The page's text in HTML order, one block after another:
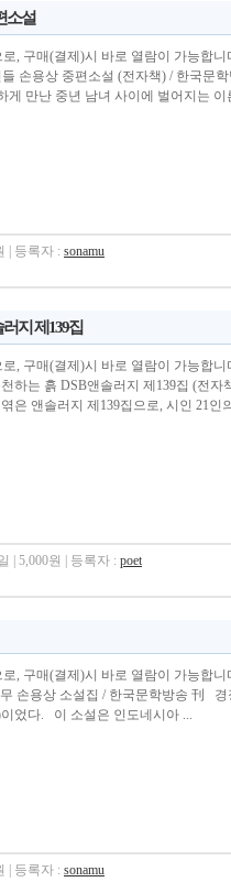
소설
로, 구매(결제)시 바로 열람이 가능합
손용상 중편소설 (전자책) / 한국문
게 만난 중년 남녀 사이에 벌어지는
| 등록자 : sonamu
지 제139집
로, 구매(결제)시 바로 열람이 가능합
하는 흙 DSB앤솔러지 제139집 (전
은 앤솔러지 제139집으로, 시인 21인
| 5,000원 | 등록자 : poet
로, 구매(결제)시 바로 열람이 가능합
손용상 소설집 / 한국문학방송 刊 경
었다. 이 소설은 인도네시아 ...
| 등록자 : sonamu